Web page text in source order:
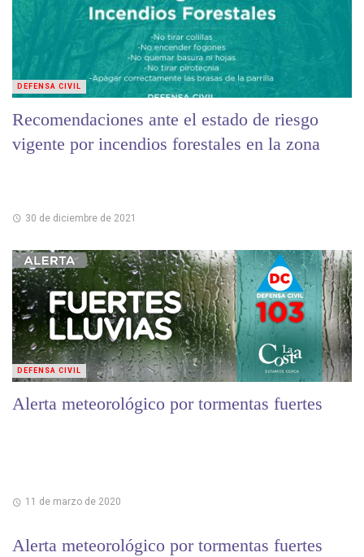
Recomendaciones ante el estado de riesgo
vigente por incendios forestales en la zona
30 de diciembre de 2021
DEFENSA CIVIL
Alerta meteorológico por tormentas fuertes
11 de marzo de 2020
DEFENSA CIVIL
Alerta meteorológico por tormentas fuertes